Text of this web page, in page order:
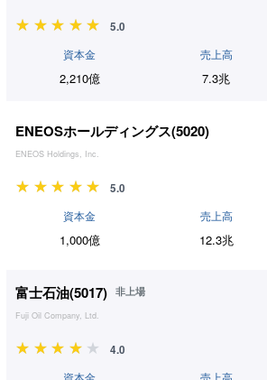
5.0
資本金
2,210億
売上高
7.3兆
ENEOSホールディングス(5020)
ENEOS Holdings, Inc.
5.0
資本金
1,000億
売上高
12.3兆
富士石油(5017) 非上場
Fuji Oil Company, Ltd.
4.0